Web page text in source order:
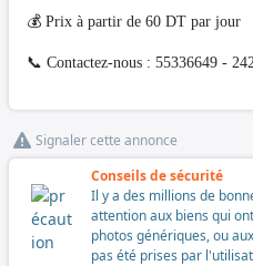
💰 Prix à partir de 60 DT par jour
📞 Contactez-nous : 55336649 -
Signaler cette annonce
Conseils de sécurité
Il y a des millions de
attention aux biens qui
photos génériques, ou
pas été prises par